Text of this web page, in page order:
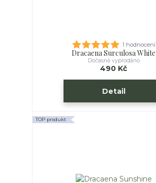
1 hodnocení
Dracaena Surculosa White
490 Kč
Dočasně vyprodáno
Detail
TOP produkt